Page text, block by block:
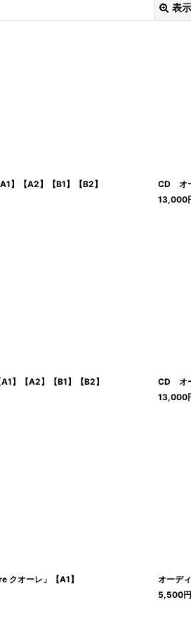
表
【A2】【B1】【B2】
CD オ
13,000
】【A2】【B1】【B2】
CD オ
13,000
クオーレ」【A1】
オーデ
5,500円